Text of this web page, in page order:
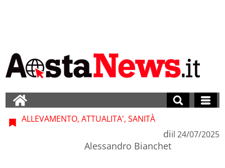
ALLEVAMENTO, ATTUALITA', SANITÀ
di
Alessandro Bianchet
il 24/07/2025